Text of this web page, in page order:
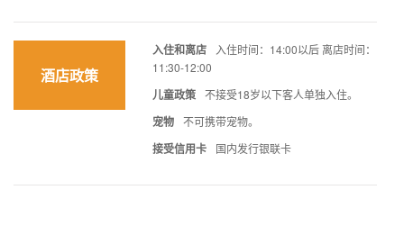
酒店政策
入住和离店
入住时间：14:00以后 离店时间：
11:30-12:00
儿童政策 不接受18岁以下客人单独入住。
宠物 不可携带宠物。
接受信用卡 国内发行银联卡